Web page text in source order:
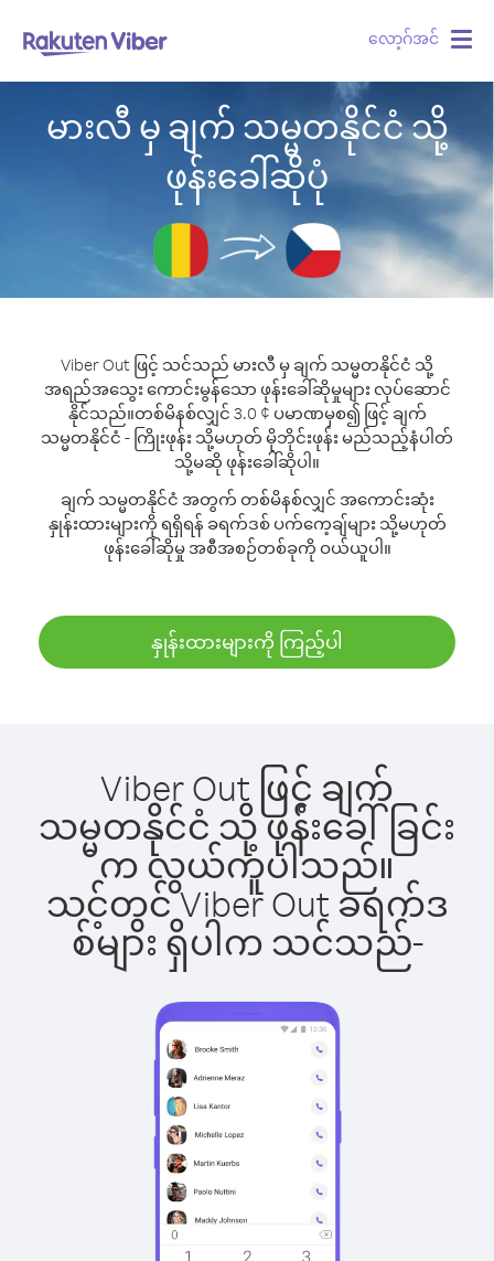
လော့ဂ်အင်
မားလီ မှ ချက် သမ္မတနိုင်ငံ သို့
ဖုန်းခေါ်ဆိုပုံ
Viber Out ဖြင့် သင်သည် မားလီ မှ ချက် သမ္မတနိုင်ငံ သို့
အရည်အသွေး ကောင်းမွန်သော ဖုန်းခေါ်ဆိုမှုများ လုပ်ဆောင်
နိုင်သည်။တစ်မိနစ်လျှင် 3.0 ¢ ပမာဏမှစ၍ ဖြင့် ချက်
သမ္မတနိုင်ငံ - ကြိုးဖုန်း သို့မဟုတ် မိုဘိုင်းဖုန်း မည်သည့်နံပါတ်
သို့မဆို ဖုန်းခေါ်ဆိုပါ။
ချက် သမ္မတနိုင်ငံ အတွက် တစ်မိနစ်လျှင် အကောင်းဆုံး
နှုန်းထားများကို ရရှိရန် ခရက်ဒစ် ပက်ကေ့ချ်များ သို့မဟုတ်
ဖုန်းခေါ်ဆိုမှု အစီအစဉ်တစ်ခုကို ဝယ်ယူပါ။
နှုန်းထားများကို ကြည့်ပါ
Viber Out ဖြင့် ချက်
သမ္မတနိုင်ငံ သို့ ဖုန်းခေါ်ခြင်း
က လွယ်ကူပါသည်။
သင့်တွင် Viber Out ခရက်ဒ
စ်များ ရှိပါက သင်သည်-